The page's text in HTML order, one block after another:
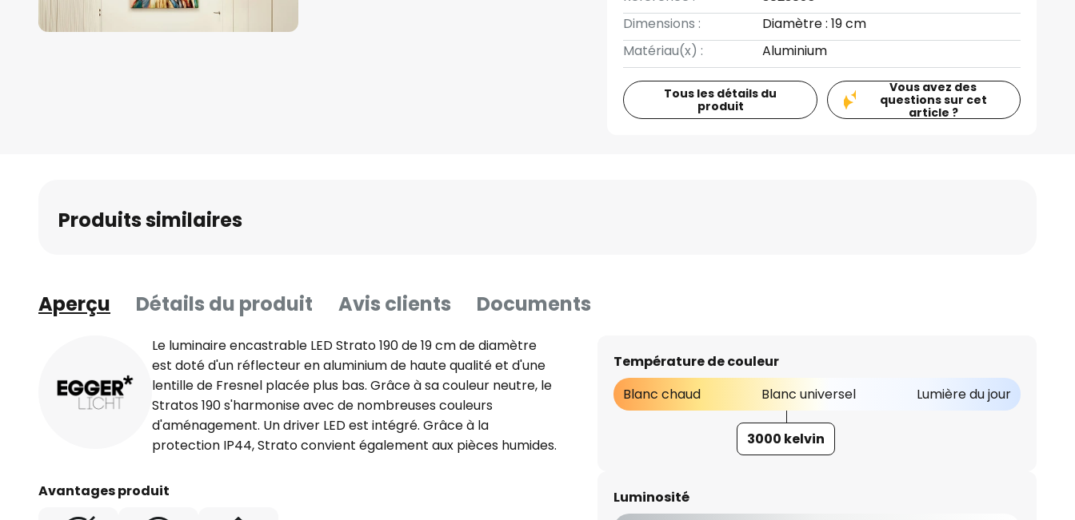
Dimensions :
Diamètre : 19 cm
Matériau(x) :
Aluminium
Tous les détails du
produit
Vous avez des
questions sur cet
article ?
Produits similaires
Aperçu Détails du produit Avis clients Documents
Le luminaire encastrable LED Strato 190 de 19 cm de diamètre
est doté d'un réflecteur en aluminium de haute qualité et d'une
lentille de Fresnel placée plus bas. Grâce à sa couleur neutre, le
Stratos 190 s'harmonise avec de nombreuses couleurs
d'aménagement. Un driver LED est intégré. Grâce à la
protection IP44, Strato convient également aux pièces humides.
Avantages produit
Température de couleur
Blanc chaud
Blanc universel Lumière du jour
3000 kelvin
Luminosité